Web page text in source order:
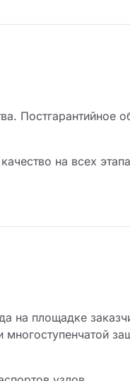
Постгарантийное
на всех
площадке